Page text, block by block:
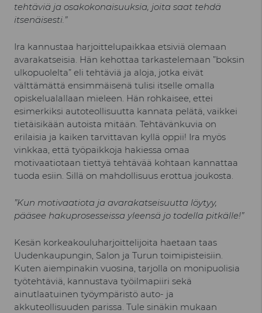
tehtäviä ja osakokonaisuuksia, joita saat tehdä
itsenäisesti.”
Ira kannustaa harjoittelupaikkaa etsiviä olemaan
avarakatseisia. Hän kehottaa tarkastelemaan ”boksin
ulkopuolelta” eli tehtäviä ja aloja, jotka eivät
välttämättä ensimmäisenä tulisi itselle omalla
opiskelualallaan mieleen. Hän rohkaisee, ettei
esimerkiksi autoteollisuutta kannata pelätä, vaikkei
tietäisikään autoista mitään. Tehtävänkuvia on
erilaisia ja kaiken tarvittavan kyllä oppii! Ira myös
vinkkaa, että työpaikkoja hakiessa omaa
motivaatiotaan tiettyä tehtävää kohtaan kannattaa
tuoda esiin. Sillä on mahdollisuus erottua joukosta.
”Kun motivaatiota ja avarakatseisuutta löytyy,
pääsee hakuprosesseissa yleensä jo todella pitkälle!”
Kesän korkeakouluharjoittelijoita haetaan taas
Uudenkaupungin, Salon ja Turun toimipisteisiin.
Kuten aiempinakin vuosina, tarjolla on monipuolisia
työtehtäviä, kannustava työilmapiiri sekä
ainutlaatuinen työympäristö auto- ja
akkuteollisuuden parissa. Tule sinäkin mukaan